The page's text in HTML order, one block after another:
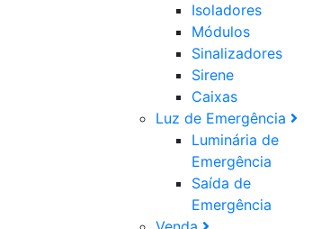
Isoladores
Módulos
Sinalizadores
Sirene
Caixas
Luz de Emergência
Luminária de
Emergência
Saída de
Emergência